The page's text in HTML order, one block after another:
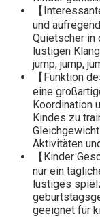
【
und
Quietscher in
lustigen
jump, jump,
【Funktion
eine
Koordination
Kindes zu
Aktivitäten
【Kinder
nur ein
lustiges
geeignet für